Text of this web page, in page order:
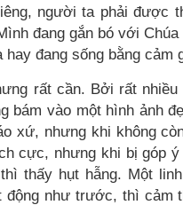
người ta phải được
đang gắn bó với
hay đang sống bằng
rất cần. Bởi rất
bám vào một hình ảnh
xứ, nhưng khi không
cực, nhưng khi bị góp
thấy hụt hẫng. Một
động như trước, thì